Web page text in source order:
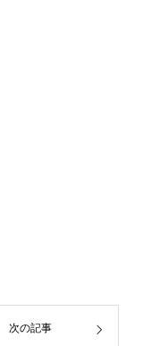
次の記事